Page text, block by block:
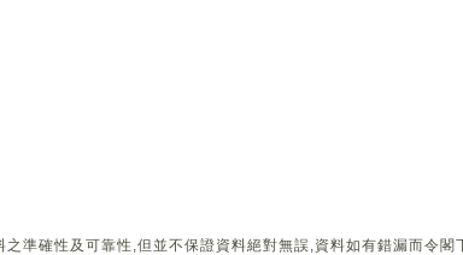
準確性及可靠性,但並不保證資料絕對無誤,資料如有錯漏而令閣